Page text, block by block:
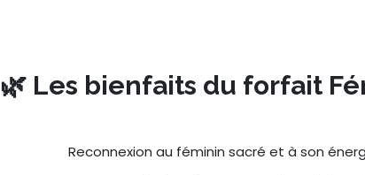
🌿 Les bienfaits du forfait
Reconnexion au féminin sacré et à son